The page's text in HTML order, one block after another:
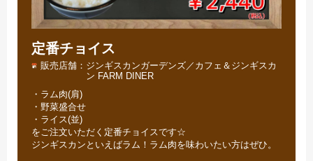
定番チョイス
販売店舗
ジンギスカンガーデンズ／カフェ＆ジンギスカ
ン FARM DINER
・ラム肉(肩)
・野菜盛合せ
・ライス(並)
をご注文いただく定番チョイスです☆
ジンギスカンといえばラム！ラム肉を味わいたい方はぜひ。